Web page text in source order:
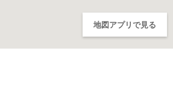
地図アプリで見る